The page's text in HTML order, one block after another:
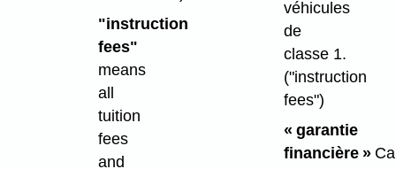
"instruction
fees"
means
all
tuition
fees
and
véhicules
de
classe 1.
("instruction
fees")
« garantie
financière »